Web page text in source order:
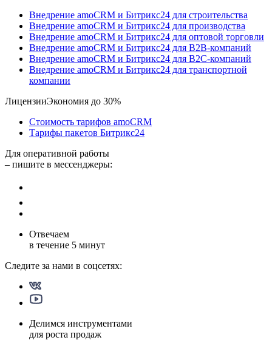
Внедрение amoCRM и Битрикс24 для строительства
Внедрение amoCRM и Битрикс24 для производства
Внедрение amoCRM и Битрикс24 для оптовой торговли
Внедрение amoCRM и Битрикс24 для В2В-компаний
Внедрение amoCRM и Битрикс24 для В2С-компаний
Внедрение amoCRM и Битрикс24 для транспортной
компании
ЛицензииЭкономия до 30%
Стоимость тарифов amoCRM
Тарифы пакетов Битрикс24
Для оперативной работы
– пишите в мессенджеры:
Отвечаем
в течение 5 минут
Следите за нами в соцсетях:
Делимся инструментами
для роста продаж